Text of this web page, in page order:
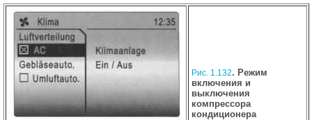
Рис. 1.132. Режим
включения и
выключения
компрессора
кондиционера